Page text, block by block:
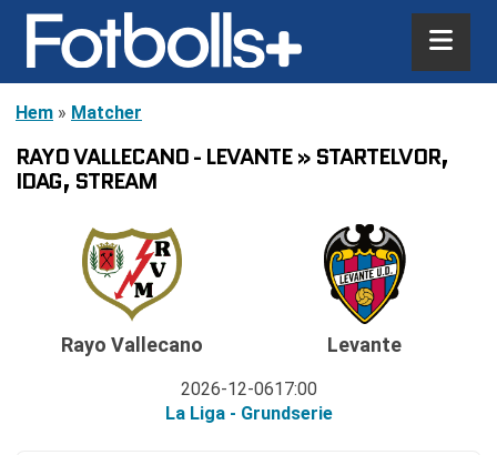
Hem » Matcher
RAYO VALLECANO - LEVANTE » STARTELVOR,
IDAG, STREAM
Rayo Vallecano
2026-12-0617:00
La Liga - Grundserie
Levante